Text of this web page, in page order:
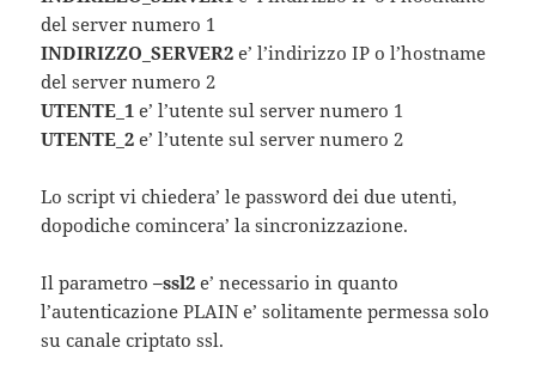
del server numero 1
INDIRIZZO_SERVER2 e’ l’indirizzo IP o l’hostname
del server numero 2
UTENTE_1 e’ l’utente sul server numero 1
UTENTE_2 e’ l’utente sul server numero 2
Lo script vi chiedera’ le password dei due utenti,
dopodiche comincera’ la sincronizzazione.
Il parametro–ssl2 e’ necessario in quanto
l’autenticazione PLAIN e’ solitamente permessa solo
su canale criptato ssl.